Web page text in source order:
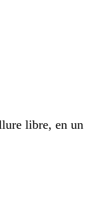
libre, en un